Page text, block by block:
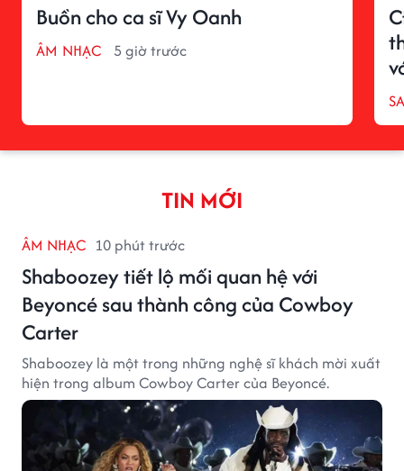
Buồn cho ca sĩ Vy Oanh
ÂM NHẠC 5 giờ trước
TIN MỚI
ÂM NHẠC 10 phút trước
Shaboozey tiết lộ mối quan hệ với
Beyoncé sau thành công của Cowboy
Carter
Shaboozey là một trong những nghệ sĩ khách mời xuất
hiện trong album Cowboy Carter của Beyoncé.